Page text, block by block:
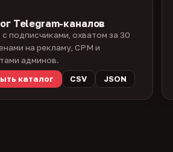
Telegram-каналов
подписчиками, охватом за 30
на рекламу, CPM и
админов.
каталог
CSV JSON